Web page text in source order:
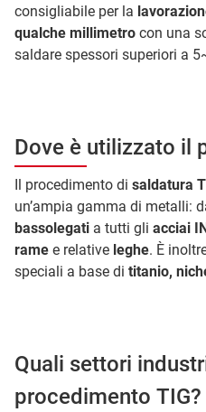
consigliabile per la
qualche millimetro con una
saldare spessori superiori a
Dove è utilizzato il
Il procedimento di saldatura
un’ampia gamma di metalli:
bassolegati a tutti gli acciai
rame e relative leghe. È
speciali a base di titanio,
Quali settori
procedimento TIG?